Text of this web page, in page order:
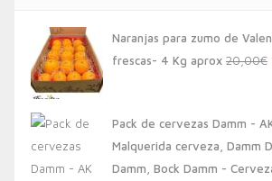
Naranjas para zumo de
frescas- 4 Kg aprox 20,00€
Pack de cervezas Damm -
Malquerida cerveza, Damm
Damm, Bock Damm -